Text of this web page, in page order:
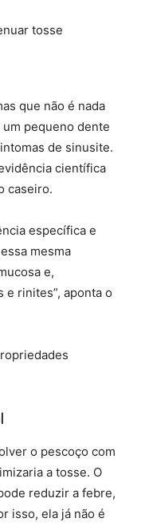
tosse
que não é nada
pequeno dente
de sinusite.
científica
caseiro.
específica e
mesma
e,
rinites”, aponta o
o pescoço com
a tosse. O
reduzir a febre,
isso, ela já não é